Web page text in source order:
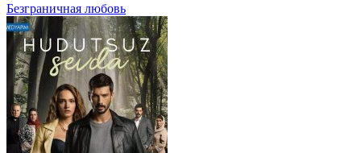
Безграничная любовь